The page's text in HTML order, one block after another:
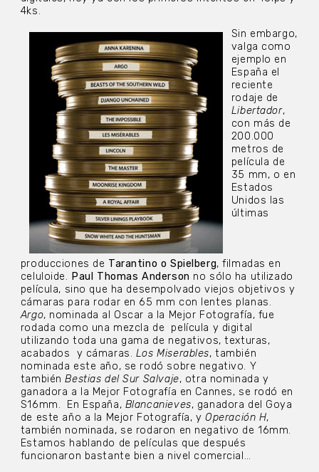
4ks.
Sin embargo,
valga como
ejemplo en
España el
reciente
rodaje de
Libertador,
con más de
200.000
metros de
película de
35 mm, o en
Estados
Unidos las
últimas
producciones de Tarantino o Spielberg, filmadas en
celuloide. Paul Thomas Anderson no sólo ha utilizado
película, sino que ha desempolvado viejos objetivos y
cámaras para rodar en 65 mm con lentes planas.
Argo, nominada al Oscar a la Mejor Fotografía, fue
rodada como una mezcla de película y digital
utilizando toda una gama de negativos, texturas,
acabados y cámaras. Los Miserables, también
nominada este año, se rodó sobre negativo. Y
tambiénBestias del Sur Salvaje, otra nominada y
ganadora a la Mejor Fotografía en Cannes, se rodó en
S16mm. En España, Blancanieves, ganadora del Goya
de este año a la Mejor Fotografía, yOperación H,
también nominada, se rodaron en negativo de 16mm.
Estamos hablando de películas que después
funcionaron bastante bien a nivel comercial…